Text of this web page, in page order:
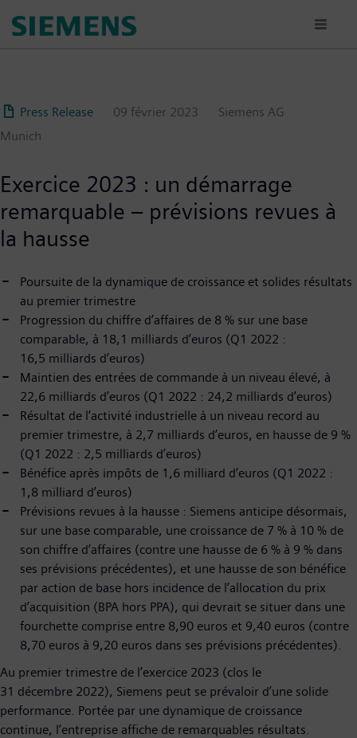
au
Press Release 09 février 2023
Siemens AG
Munich
Exercice 2023 : un démarrage
remarquable – prévisions revues à
la hausse
Poursuite de la dynamique de croissance et solides résultats
au premier trimestre
Progression du chiffre d’affaires de 8 % sur une base
comparable, à 18,1 milliards d’euros (Q1 2022 :
16,5 milliards d’euros)
Maintien des entrées de commande à un niveau élevé, à
22,6 milliards d’euros (Q1 2022 : 24,2 milliards d’euros)
Résultat de l’activité industrielle à un niveau record au
premier trimestre, à 2,7 milliards d’euros, en hausse de 9 %
(Q1 2022 : 2,5 milliards d’euros)
Bénéfice après impôts de 1,6 milliard d’euros (Q1 2022 :
1,8 milliard d’euros)
Prévisions revues à la hausse : Siemens anticipe désormais,
sur une base comparable, une croissance de 7 % à 10 % de
son chiffre d’affaires (contre une hausse de 6 % à 9 % dans
ses prévisions précédentes), et une hausse de son bénéfice
par action de base hors incidence de l’allocation du prix
d’acquisition (BPA hors PPA), qui devrait se situer dans une
fourchette comprise entre 8,90 euros et 9,40 euros (contre
8,70 euros à 9,20 euros dans ses prévisions précédentes).
Au premier trimestre de l’exercice 2023 (clos le
31 décembre 2022), Siemens peut se prévaloir d’une solide
performance. Portée par une dynamique de croissance
continue, l’entreprise affiche de remarquables résultats.